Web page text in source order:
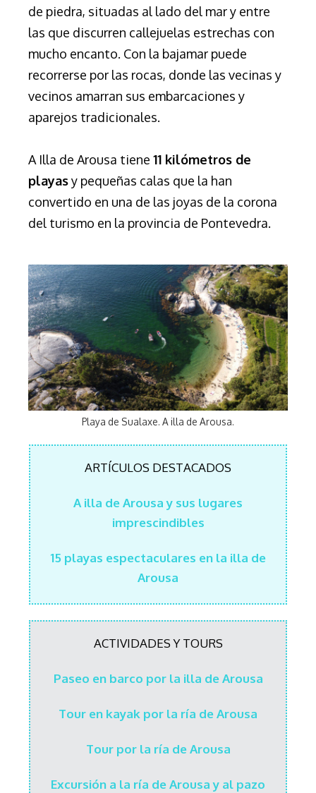
de piedra, situadas al lado del mar y entre
las que discurren callejuelas estrechas con
mucho encanto. Con la bajamar puede
recorrerse por las rocas, donde las vecinas y
vecinos amarran sus embarcaciones y
aparejos tradicionales.
A Illa de Arousa tiene 11 kilómetros de
playasy pequeñas calas que la han
convertido en una de las joyas de la corona
del turismo en la provincia de Pontevedra.
Playa de Sualaxe. A illa de Arousa.
ARTÍCULOS DESTACADOS
A illa de Arousa y sus lugares
imprescindibles
15 playas espectaculares en la illa de
Arousa
ACTIVIDADES Y TOURS
Paseo en barco por la illa de Arousa
Tour en kayak por la ría de Arousa
Tour por la ría de Arousa
Excursión a la ría de Arousa y al pazo